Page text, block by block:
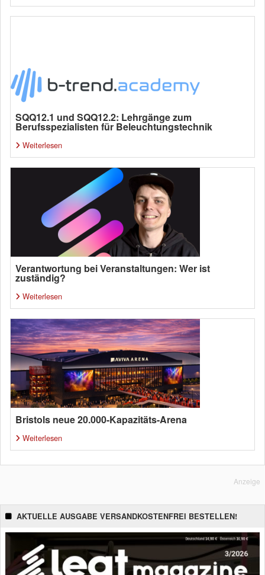
SQQ12.1 und SQQ12.2: Lehrgänge zum
Berufsspezialisten für Beleuchtungstechnik
Weiterlesen
Verantwortung bei Veranstaltungen: Wer ist
zuständig?
Weiterlesen
Bristols neue 20.000-Kapazitäts-Arena
Weiterlesen
Anzeige
AKTUELLE AUSGABE VERSANDKOSTENFREI BESTELLEN!